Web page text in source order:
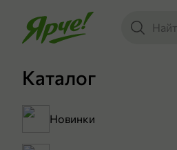
Каталог
Новинки